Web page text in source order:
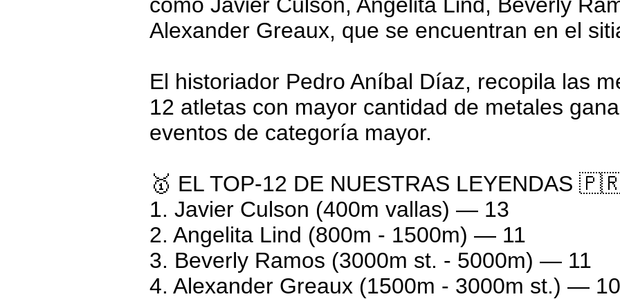
Alexander Greaux, que se encuentran en el
El historiador Pedro Aníbal Díaz, recopila las
12 atletas con mayor cantidad de metales
eventos de categoría mayor.
🥇 EL TOP-12 DE NUESTRAS LEYENDAS
1. Javier Culson (400m vallas) — 13
2. Angelita Lind (800m - 1500m) — 11
3. Beverly Ramos (3000m st. - 5000m) — 11
4. Alexander Greaux (1500m - 3000m st.) — 10